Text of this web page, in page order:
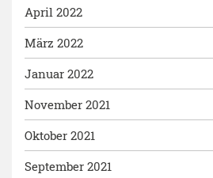
April 2022
März 2022
Januar 2022
November 2021
Oktober 2021
September 2021